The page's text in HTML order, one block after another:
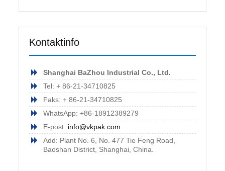
Kontaktinfo
Shanghai BaZhou Industrial Co., Ltd.
Tel: + 86-21-34710825
Faks: + 86-21-34710825
WhatsApp: +86-18912389279
E-post: info@vkpak.com
Add: Plant No. 6, No. 477 Tie Feng Road,
Baoshan District, Shanghai, China.